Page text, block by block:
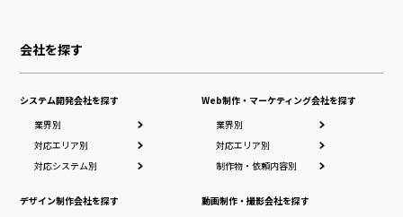
会社を探す
システム開発会社を探す
業界別
対応エリア別
対応システム別
デザイン制作会社を探す
Web制作・マーケティング会社を探す
業界別
対応エリア別
制作物・依頼内容別
動画制作・撮影会社を探す